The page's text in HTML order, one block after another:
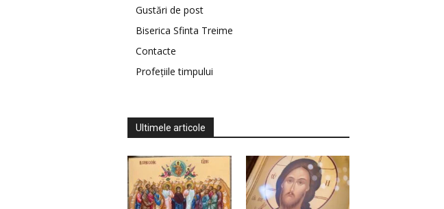
Gustări de post
Biserica Sfinta Treime
Contacte
Profețiile timpului
Ultimele articole